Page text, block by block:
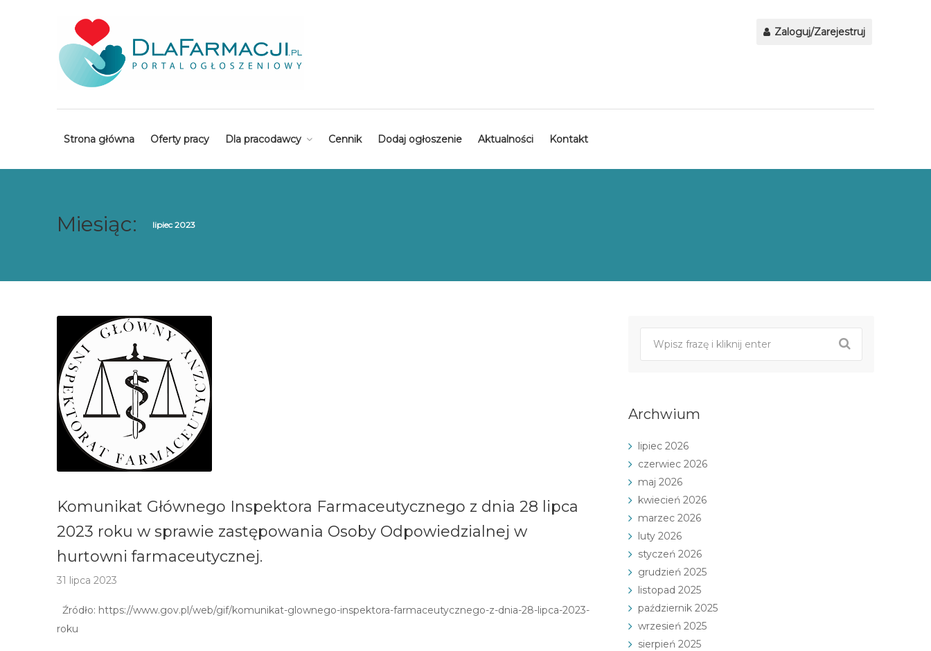
Strona główna Oferty pracy Dla pracodawcy Cennik Dodaj ogłoszenie Aktualności Kontakt
Zaloguj/Zarejestruj
Miesiąc: lipiec 2023
Komunikat Głównego Inspektora Farmaceutycznego z dnia 28 lipca
2023 roku w sprawie zastępowania Osoby Odpowiedzialnej w
hurtowni farmaceutycznej.
31 lipca 2023
Źródło: https://www.gov.pl/web/gif/komunikat-glownego-inspektora-farmaceutycznego-z-dnia-28-lipca-2023-
roku
Archwium
lipiec 2026
czerwiec 2026
maj 2026
kwiecień 2026
marzec 2026
luty 2026
styczeń 2026
grudzień 2025
listopad 2025
październik 2025
wrzesień 2025
sierpień 2025